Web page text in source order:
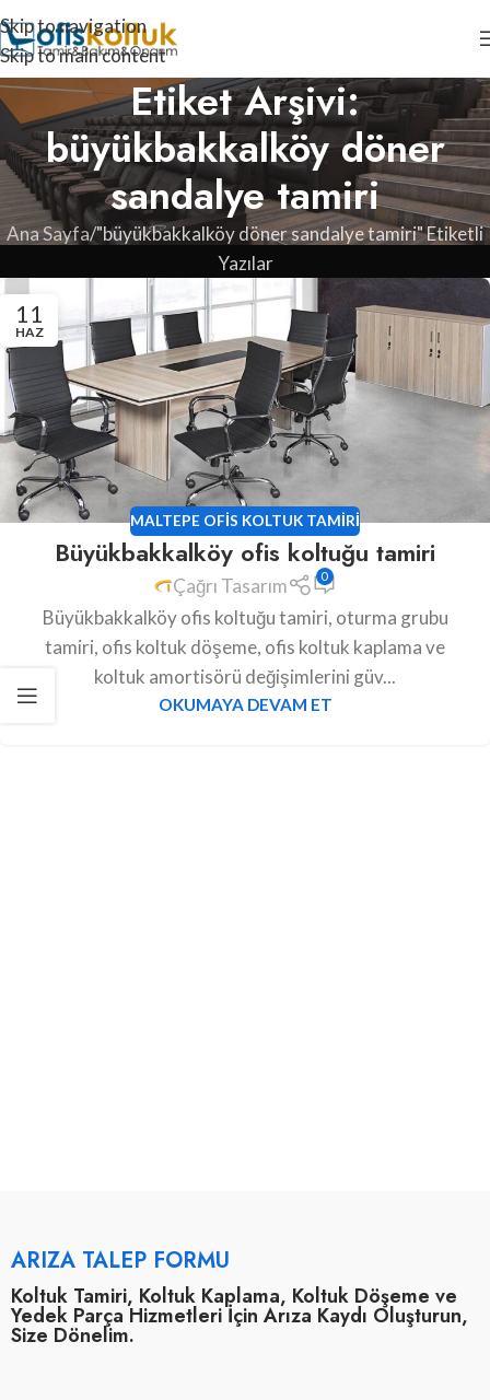
Skip to navigation
Skip to main content
Etiket Arşivi:
büyükbakkalköy döner
sandalye tamiri
Ana Sayfa "büyükbakkalköy döner sandalye tamiri" Etiketli
Yazılar
11
HAZ
MALTEPE OFIS KOLTUK TAMIRI
Büyükbakkalköy ofis koltuğu tamiri
Çağrı Tasarım 0
Büyükbakkalköy ofis koltuğu tamiri, oturma grubu
tamiri, ofis koltuk döşeme, ofis koltuk kaplama ve
koltuk amortisörü değişimlerini güv...
OKUMAYA DEVAM ET
ARIZA TALEP FORMU
Koltuk Tamiri, Koltuk Kaplama, Koltuk Döşeme ve
Yedek Parça Hizmetleri İçin Arıza Kaydı Oluşturun,
Size Dönelim.